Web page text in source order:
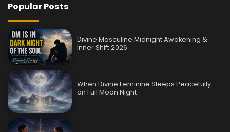
Popular Posts
Divine Masculine Midnight Awakening &
Inner Shift 2026
When Divine Feminine Sleeps Peacefully
on Full Moon Night